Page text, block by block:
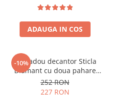
ADAUGA IN COS
-10%
Set cadou decantor Sticla
Diamant cu doua pahare
Deluxe
252 RON
227 RON